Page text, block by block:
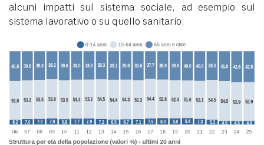
alcuni impatti sul sistema sociale, ad esempio sul
sistema lavorativo o su quello sanitario.